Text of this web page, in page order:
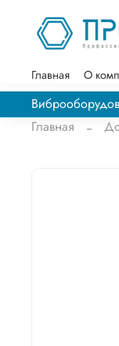
Главная О
Главная